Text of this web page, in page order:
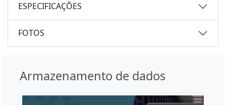
ESPECIFICAÇÕES
FOTOS
Armazenamento de dados